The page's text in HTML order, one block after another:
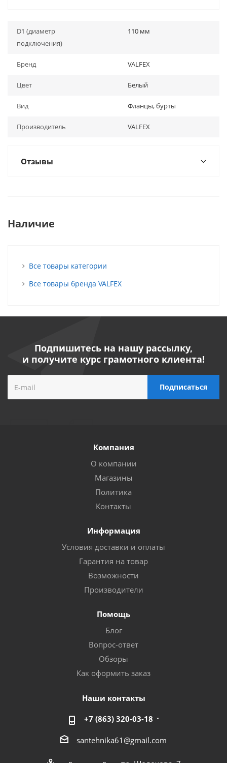
D1 (диаметр
подключения)
110 мм
Бренд VALFEX
Цвет Белый
Вид Фланцы, бурты
Производитель VALFEX
Отзывы
Наличие
Все товары категории
Все товары бренда VALFEX
Подпишитесь на нашу рассылку,
и получите курс грамотного клиента!
Компания
О компании
Магазины
Политика
Контакты
Информация
Условия доставки и оплаты
Гарантия на товар
Возможности
Производители
Помощь
Блог
Вопрос-ответ
Обзоры
Как оформить заказ
Наши контакты
+7 (863) 320-03-18
santehnika61@gmail.com